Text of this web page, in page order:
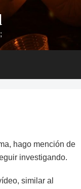
hago mención de
investigando.
similar al